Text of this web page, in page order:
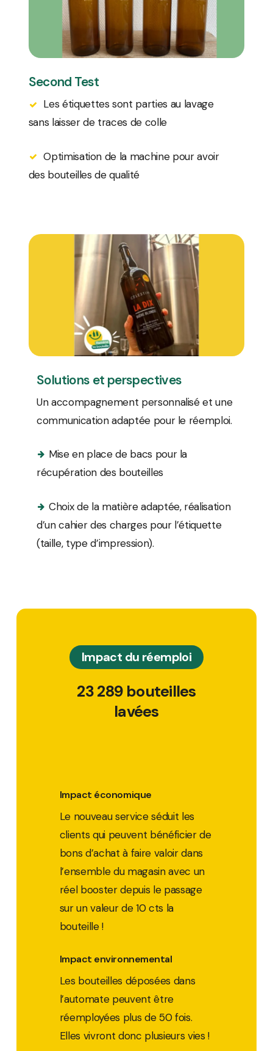
Second Test
Les étiquettes sont parties au lavage
sans laisser de traces de colle
Optimisation de la machine pour avoir
des bouteilles de qualité
Solutions et perspectives
Un accompagnement personnalisé et une
communication adaptée pour le réemploi.
Mise en place de bacs pour la
récupération des bouteilles
Choix de la matière adaptée, réalisation
d’un cahier des charges pour l’étiquette
(taille, type d’impression).
Impact du réemploi
23 289 bouteilles
lavées
Impact économique
Le nouveau service séduit les
clients qui peuvent bénéficier de
bons d’achat à faire valoir dans
l’ensemble du magasin avec un
réel booster depuis le passage
sur un valeur de 10 cts la
bouteille !
Impact environnemental
Les bouteilles déposées dans
l’automate peuvent être
réemployées plus de 50 fois.
Elles vivront donc plusieurs vies !